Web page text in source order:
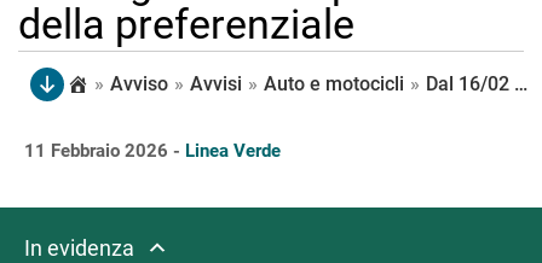
della preferenziale
» Avviso » Avvisi » Auto e motocicli » Dal 16/02 via di Corticella è a senso unico nel tratto compreso tra la rotonda Vittime Civili di Guerra e il civ. 189, con un restringimento di carreggiata e il mantenimento di una sola corsia verso periferia e la conseguente sospensione della preferenziale
11 Febbraio 2026 - Linea Verde
In evidenza